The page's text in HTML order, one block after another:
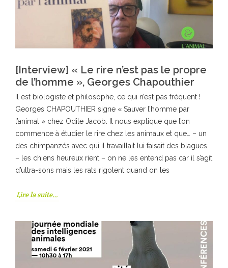
[Interview] « Le rire ​n’est pas le propre
de l’homme », Georges Chapouthier
Il est biologiste et philosophe, ce qui n’est pas fréquent !
Georges CHAPOUTHIER signe « Sauver l’homme par
l’animal » chez Odile Jacob. Il nous explique que l’on
commence à étudier le rire chez les animaux et que… – un
des chimpanzés avec qui il travaillait lui faisait des blagues
– les chiens heureux rient – on ne les entend pas car il s’agit
d’ultra-sons mais les rats rigolent quand on les
Lire la suite…